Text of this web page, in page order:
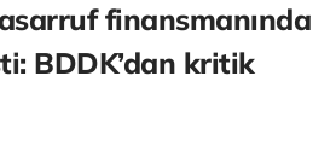
finansmanında
BDDK’dan kritik